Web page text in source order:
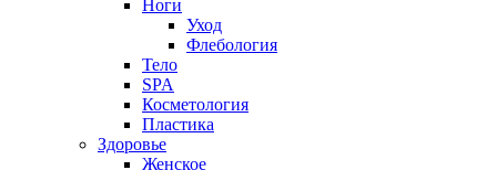
Ноги
Уход
Флебология
Тело
SPA
Косметология
Пластика
Здоровье
Женское